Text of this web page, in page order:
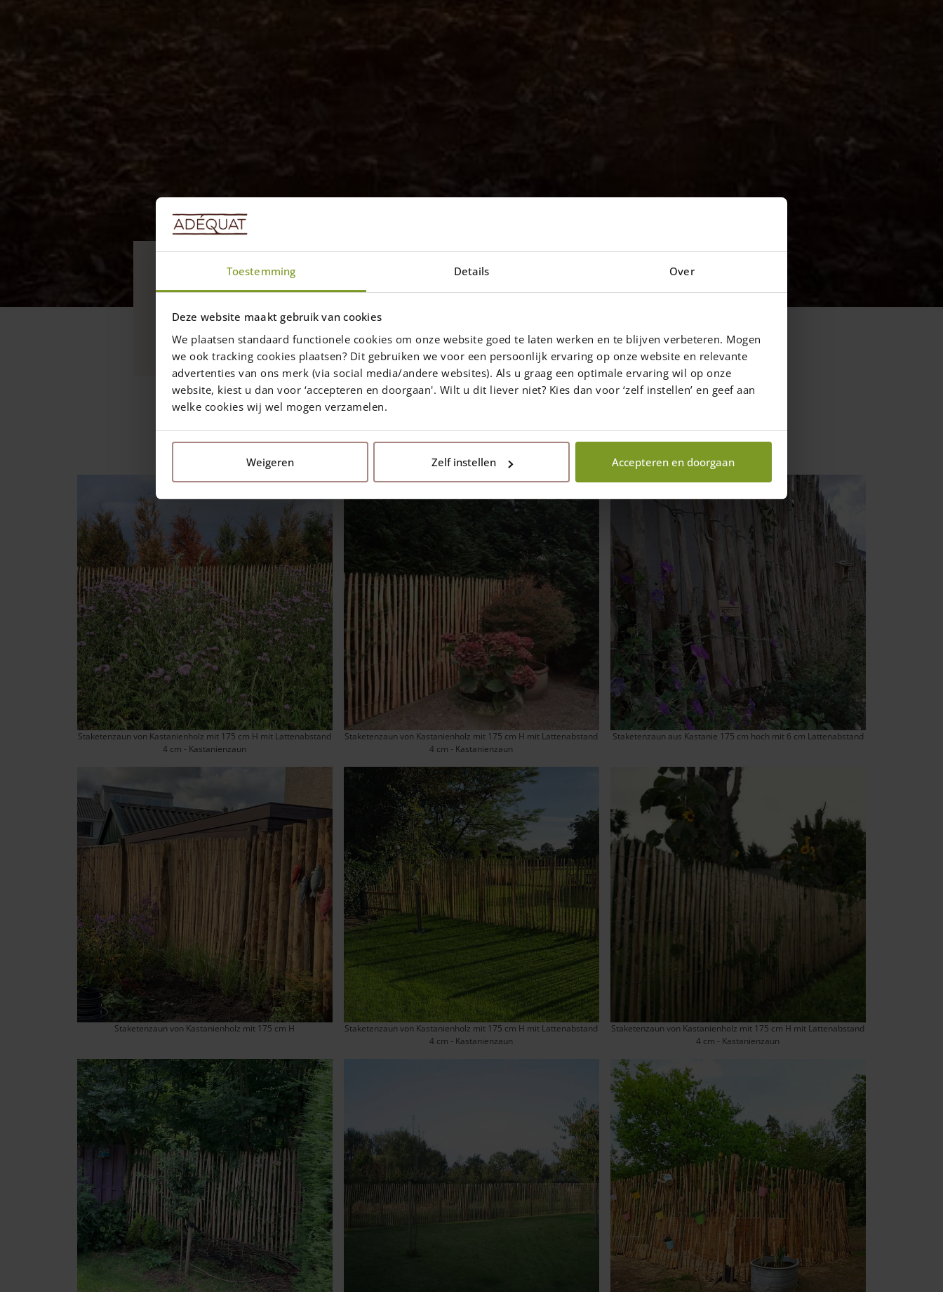
Toestemming Details Over
Deze website maakt gebruik van cookies
We plaatsen standaard functionele cookies om onze website goed te laten werken en te blijven verbeteren. Mogen
we ook tracking cookies plaatsen? Dit gebruiken we voor een persoonlijk ervaring op onze website en relevante
advertenties van ons merk (via social media/andere websites). Als u graag een optimale ervaring wil op onze
website, kiest u dan voor ‘accepteren en doorgaan'. Wilt u dit liever niet? Kies dan voor ‘zelf instellen’ en geef aan
welke cookies wij wel mogen verzamelen.
Weigeren Zelf instellen Accepteren en doorgaan
Projekte Staketenzaun 175 cm
Hier finden Sie eine Übersicht der Projekte in denen
Staketenzaun 175 cm zu sehen ist.
Rachel
1 min Lesezeit
Staketenzaun von Kastanienholz mit 175 cm H mit Lattenabstand
4 cm - Kastanienzaun
Staketenzaun von Kastanienholz mit 175 cm H mit Lattenabstand
4 cm - Kastanienzaun
Staketenzaun aus Kastanie 175 cm hoch mit 6 cm Lattenabstand
Staketenzaun von Kastanienholz mit 175 cm H
Staketenzaun von Kastanienholz mit 175 cm H mit Lattenabstand
4 cm - Kastanienzaun
Staketenzaun von Kastanienholz mit 175 cm H mit Lattenabstand
4 cm - Kastanienzaun